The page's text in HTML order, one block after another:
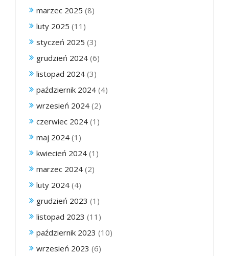
marzec 2025 (8)
luty 2025 (11)
styczeń 2025 (3)
grudzień 2024 (6)
listopad 2024 (3)
październik 2024 (4)
wrzesień 2024 (2)
czerwiec 2024 (1)
maj 2024 (1)
kwiecień 2024 (1)
marzec 2024 (2)
luty 2024 (4)
grudzień 2023 (1)
listopad 2023 (11)
październik 2023 (10)
wrzesień 2023 (6)